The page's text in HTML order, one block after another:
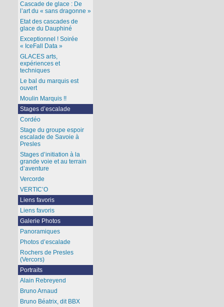
Cascade de glace : De
l’art du « sans dragonne »
Etat des cascades de
glace du Dauphiné
Exceptionnel ! Soirée
« IceFall Data »
GLACES arts,
expériences et
techniques
Le bal du marquis est
ouvert
Moulin Marquis !!
Stages d’escalade
Cordéo
Stage du groupe espoir
escalade de Savoie à
Presles
Stages d’initiation à la
grande voie et au terrain
d’aventure
Vercorde
VERTIC’O
Liens favoris
Liens favoris
Galerie Photos
Panoramiques
Photos d’escalade
Rochers de Presles
(Vercors)
Portraits
Alain Rebreyend
Bruno Arnaud
Bruno Béatrix, dit BBX